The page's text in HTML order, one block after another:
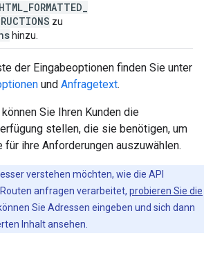
HTML FORMATTED
zu
hinzu.
der Eingabeoptionen finden Sie unter
und Anfragetext.
Sie Ihren Kunden die
stellen, die sie benötigen, um
ihre Anforderungen auszuwählen.
verstehen möchten, wie die API
anfragen verarbeitet, probieren Sie die
können Sie Adressen eingeben und sich dann
Inhalt ansehen.